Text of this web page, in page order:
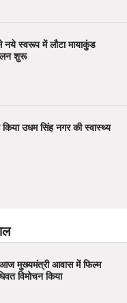
नये स्वरूप में लौटा मायाकुंड
शुरू
किया उधम सिंह नगर की स्वास्थ्य
आज मुख्यमंत्री आवास में फिल्म
विमोचन किया